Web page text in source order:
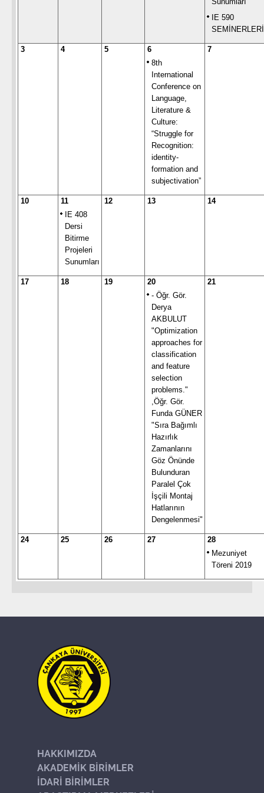
IE 590
SEMİNERLERİ
3 4 5
6
8th
International
Conference on
Language,
Literature &
Culture:
“Struggle for
Recognition:
identity-
formation and
subjectivation”
7
10
11
IE 408
Dersi
Bitirme
Projeleri
Sunumları
12 13 14
17 18 19
20
- Öğr. Gör.
Derya
AKBULUT
"Optimization
approaches for
classification
and feature
selection
problems."
,Öğr. Gör.
Funda GÜNER
"Sıra Bağımlı
Hazırlık
Zamanlarını
Göz Önünde
Bulunduran
Paralel Çok
İşçili Montaj
Hatlarının
Dengelenmesi"
21
24 25 26 27
28
Mezuniyet
Töreni 2019
HAKKIMIZDA
AKADEMİK BİRİMLER
İDARİ BİRİMLER